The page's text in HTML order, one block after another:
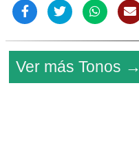
Ver más Tonos →